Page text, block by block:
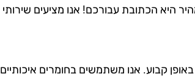
היא הכתובת עבורכם! אנו מציעים שירותי
קבוע. אנו משתמשים בחומרים איכותיים